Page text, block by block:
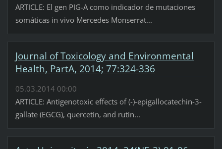
ARTICLE: El gen PIG-A como indicador de mutaciones
somáticas in vivo Mercedes Monserrat...
Journal of Toxicology and Environmental
Health, PartA, 2014; 77:324-336
05.03.2014 00:00
ARTICLE: Antigenotoxic effects of (-)-epigallocatechin-3-
gallate (EGCG), quercetin, and rutin...